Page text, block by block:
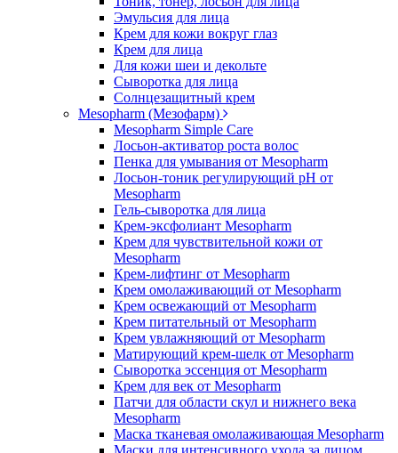
Эмульсия для лица
Крем для кожи вокруг глаз
Крем для лица
Для кожи шеи и декольте
Сыворотка для лица
Солнцезащитный крем
Mesopharm (Мезофарм)
Mesopharm Simple Care
Лосьон-активатор роста волос
Пенка для умывания от Mesopharm
Лосьон-тоник регулирующий рН от
Mesopharm
Гель-сыворотка для лица
Крем-эксфолиант Mesopharm
Крем для чувствительной кожи от
Mesopharm
Крем-лифтинг от Mesopharm
Крем омолаживающий от Mesopharm
Крем освежающий от Mesopharm
Крем питательный от Mesopharm
Крем увлажняющий от Mesopharm
Матирующий крем-шелк от Mesopharm
Сыворотка эссенция от Mesopharm
Крем для век от Mesopharm
Патчи для области скул и нижнего века
Mesopharm
Маска тканевая омолаживающая Mesopharm
Маски для интенсивного ухода за лицом